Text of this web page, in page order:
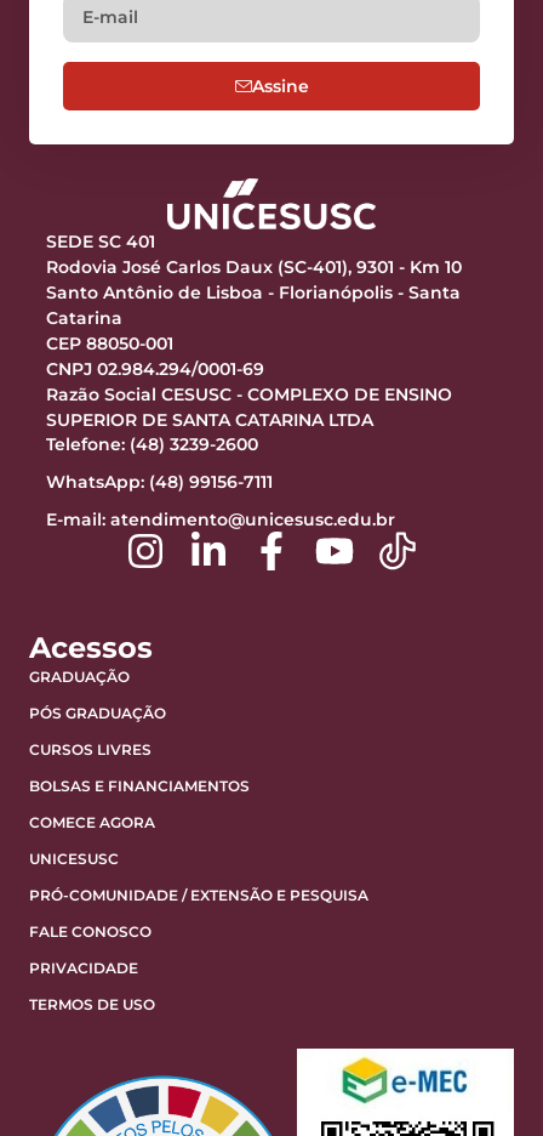
Assine
SEDE SC 401
Rodovia José Carlos Daux (SC-401), 9301 - Km 10
Santo Antônio de Lisboa - Florianópolis - Santa
Catarina
CEP 88050-001
CNPJ 02.984.294/0001-69
Razão Social CESUSC - COMPLEXO DE ENSINO
SUPERIOR DE SANTA CATARINA LTDA
Telefone: (48) 3239-2600
WhatsApp: (48) 99156-7111
E-mail: atendimento@unicesusc.edu.br
Acessos
GRADUAÇÃO
PÓS GRADUAÇÃO
CURSOS LIVRES
BOLSAS E FINANCIAMENTOS
COMECE AGORA
UNICESUSC
PRÓ-COMUNIDADE / EXTENSÃO E PESQUISA
FALE CONOSCO
PRIVACIDADE
TERMOS DE USO